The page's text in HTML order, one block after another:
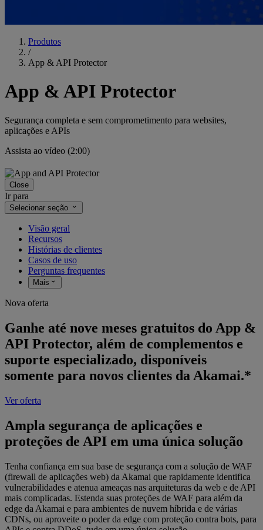
Produtos
/
App & API Protector
App & API Protector
Segurança completa e sem comprometimento para websites,
aplicações e APIs
Assista ao vídeo (2:00)
Close
Ir para
Selecionar seção
Visão geral
Recursos
Histórias de clientes
Casos de uso
Perguntas frequentes
Mais
Nova oferta
Ganhe até nove meses gratuitos do App &
API Protector, além de complementos e
suporte especializado, disponíveis
somente para novos clientes da Akamai.*
Ver oferta
Ampla segurança de aplicações e
proteções de API em uma única solução
Tenha confiança em sua base de segurança com a solução de WAF
(firewall de aplicações web) da Akamai que rapidamente identifica
vulnerabilidades e atenua ameaças nas arquiteturas da web e de API
mais complicadas. Estenda suas proteções de WAF para além da
edge da Akamai e para ambientes de nuvem híbrida e de várias
CDNs, ou aproveite o poder da edge com proteção contra bots, para